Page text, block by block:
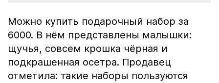
Можно купить подарочный набор за
6000. В нём представлены малышки:
щучья, совсем крошка чёрная и
подкрашенная осетра. Продавец
отметила: такие наборы пользуются